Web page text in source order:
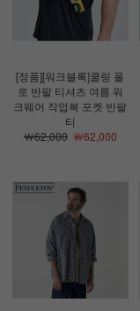
[정품][워크블록]쿨링 폴
로 반팔 티셔츠 여름 워
크웨어 작업복 포켓 반팔
티
￦62,000￦62,000